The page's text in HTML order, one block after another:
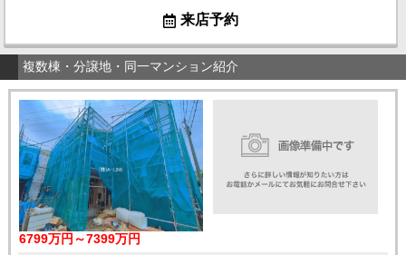
来店予約
複数棟・分譲地・同一マンション紹介
6799万円～7399万円